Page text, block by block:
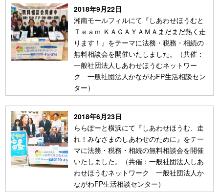
2018年9月22日
湘南モールフィルにて『しあわせほうむと
Ｔｅａｍ ＫＡＧＡＹＡＭＡまだまだ熱く走
ります！』をテーマに法務・税務・相続の
無料相談会を開催いたしました。（共催：
一般社団法人しあわせほうむネットワー
ク 一般社団法人かながわFP生活相談セン
ター）
2018年6月23日
ららぽーと横浜にて『しあわせほうむ、走
れ！みなさまのしあわせのために』をテー
マに法務・税務・相続の無料相談会を開催
いたしました。（共催：一般社団法人しあ
わせほうむネットワーク 一般社団法人か
ながわFP生活相談センター）